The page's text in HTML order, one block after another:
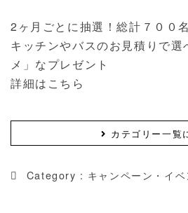
2ヶ月ごとに抽選！総計７００
キッチンやバスのお見積りで
メ」なプレゼント
詳細はこちら
カテゴリー一覧
Category : キャンペーン・イベ